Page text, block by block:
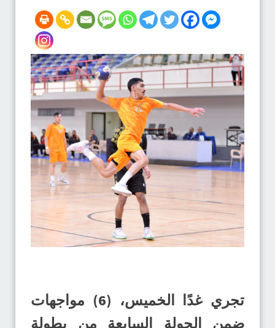
تجري غدًا الخميس، (6) مواجهات
ضمن الجولة السابعة من بطولة